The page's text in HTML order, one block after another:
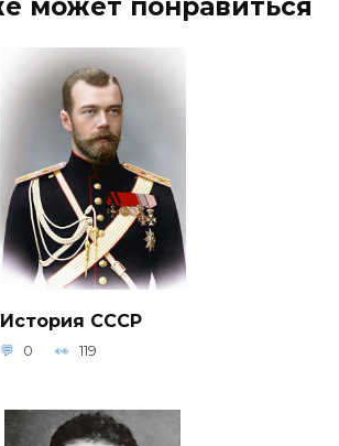
может понравиться
История СССР
0 119